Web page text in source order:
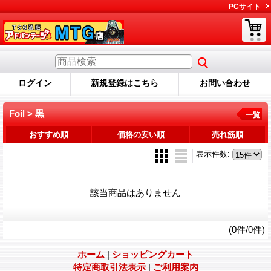
PCサイト
ログイン 新規登録はこちら お問い合わせ
Foil > 黒 一覧
おすすめ順 価格の安い順 売れ筋順
表示件数:
該当商品はありません
(0件/0件)
ホーム | ショッピングカート
特定商取引法表示 | ご利用案内